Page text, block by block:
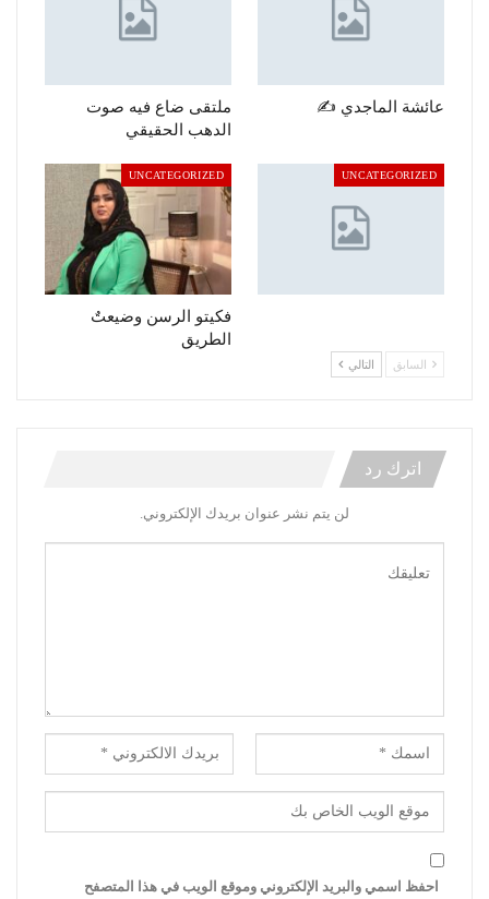
عائشة الماجدي ✍️
ملتقى ضاع فيه صوت
الدهب الحقيقي
UNCATEGORIZED
UNCATEGORIZED
فكيتو الرسن وضيعتٌ
الطريق
السابق التالي
اترك رد
لن يتم نشر عنوان بريدك الإلكتروني.
احفظ اسمي والبريد الإلكتروني وموقع الويب في هذا المتصفح